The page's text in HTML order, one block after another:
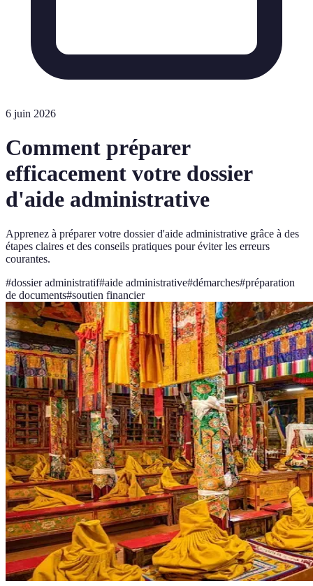
6 juin 2026
Comment préparer
efficacement votre dossier
d'aide administrative
Apprenez à préparer votre dossier d'aide administrative grâce à des
étapes claires et des conseils pratiques pour éviter les erreurs
courantes.
#dossier administratif#aide administrative#démarches#préparation
de documents#soutien financier